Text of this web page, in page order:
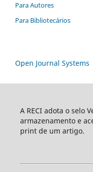
Para Autores
Para Bibliotecários
Open Journal Systems
A RECI adota o selo
armazenamento e
print de um artigo.